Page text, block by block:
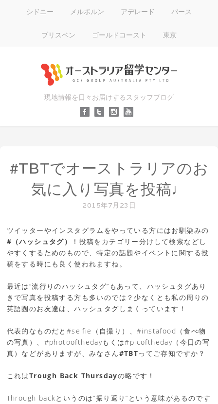
シドニー メルボルン アデレード パース
ブリスベン ゴールドコースト 東京
現地情報を日々お届けするスタッフブログ
#TBTでオーストラリアのお
気に入り写真を投稿♩
2015年7月23日
ツイッターやインスタグラムをやっている方にはお馴染みの
#（ハッシュタグ）
！投稿をカテゴリー分けして検索などし
やすくするためのもので、特定の話題やイベントに関する投
稿をする時にも良く使われますね。
最近は“流行りのハッシュタグ”もあって、ハッシュタグあり
きで写真を投稿する方も多いのでは？少なくとも私の周りの
英語圏のお友達は、ハッシュタグしまくっています！
代表的なものだと#selfie（自撮り）、#instafood（食べ物
の写真）、#photoofthedayもくは#picoftheday（今日の写
真）などがありますが、みなさん#TBTってご存知ですか？
これはTrough Back Thursdayの略です！
Through backというのは“振り返り”という意味があるのです